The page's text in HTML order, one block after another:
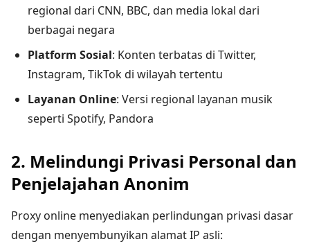
regional dari CNN, BBC, dan media lokal dari
berbagai negara
Platform Sosial: Konten terbatas di Twitter,
Instagram, TikTok di wilayah tertentu
Layanan Online: Versi regional layanan musik
seperti Spotify, Pandora
2. Melindungi Privasi Personal dan
Penjelajahan Anonim
Proxy online menyediakan perlindungan privasi dasar
dengan menyembunyikan alamat IP asli: